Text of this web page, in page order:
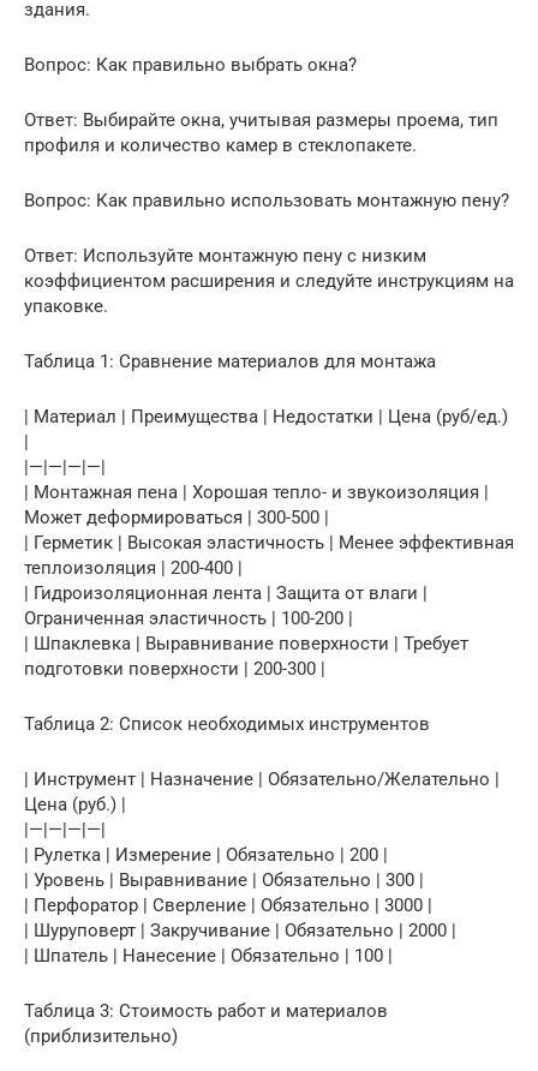
здания.
Вопрос: Как правильно выбрать окна?
Ответ: Выбирайте окна, учитывая размеры проема, тип
профиля и количество камер в стеклопакете.
Вопрос: Как правильно использовать монтажную пену?
Ответ: Используйте монтажную пену с низким
коэффициентом расширения и следуйте инструкциям на
упаковке.
Таблица 1: Сравнение материалов для монтажа
| Материал | Преимущества | Недостатки | Цена (руб/ед.)
|—|—|—|—|
| Монтажная пена | Хорошая тепло- и звукоизоляция |
Может деформироваться | 300-500 |
| Герметик | Высокая эластичность | Менее эффективная
теплоизоляция | 200-400 |
| Гидроизоляционная лента | Защита от влаги |
Ограниченная эластичность | 100-200 |
| Шпаклевка | Выравнивание поверхности | Требует
подготовки поверхности | 200-300 |
Таблица 2: Список необходимых инструментов
| Инструмент | Назначение | Обязательно/Желательно |
Цена (руб.) |
|—|—|—|—|
| Рулетка | Измерение | Обязательно | 200 |
| Уровень | Выравнивание | Обязательно | 300 |
| Перфоратор | Сверление | Обязательно | 3000 |
| Шуруповерт | Закручивание | Обязательно | 2000 |
| Шпатель | Нанесение | Обязательно | 100 |
Таблица 3: Стоимость работ и материалов
(приблизительно)